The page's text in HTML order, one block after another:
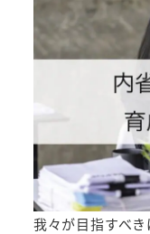
我々が目指すべ